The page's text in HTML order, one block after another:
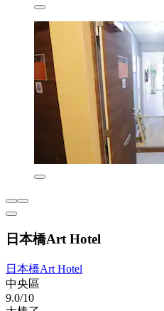
日本橋Art Hotel
日本橋Art Hotel
中央區
9.0/10